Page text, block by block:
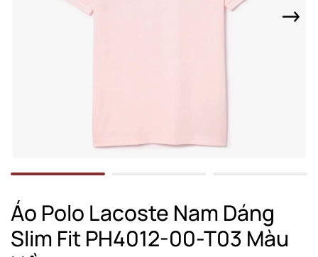
Áo Polo Lacoste Nam Dáng
Slim Fit PH4012-00-T03 Màu